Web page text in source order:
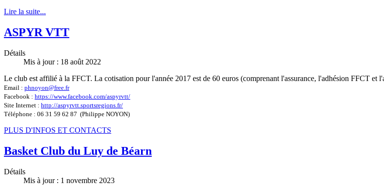
Lire la suite...
ASPYR VTT
Détails
Mis à jour : 18 août 2022
Le club est affilié à la FFCT. La cotisation pour l'année 2017 est de 60 euros (comprenant l'assurance, l'adhésion FFCT et
Email : phnoyon@free.fr
Facebook : https://www.facebook.com/aspyrvtt/
Site Internet : http://aspyrvtt.sportsregions.fr/
Téléphone : 06 31 59 62 87 (Philippe NOYON)
PLUS D'INFOS ET CONTACTS
Basket Club du Luy de Béarn
Détails
Mis à jour : 1 novembre 2023